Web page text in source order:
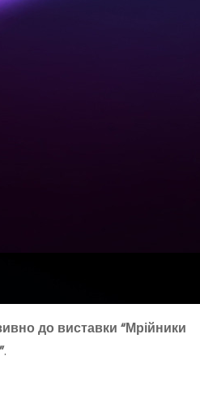
до виставки “Мрійники
.